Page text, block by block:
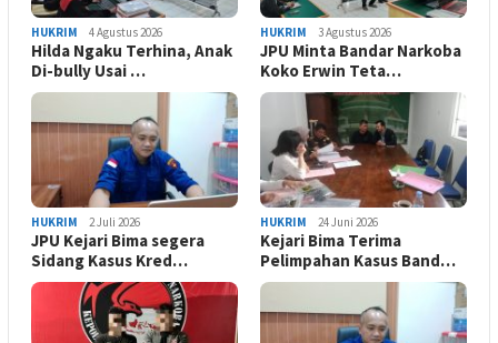
HUKRIM 4 Agustus 2026
Hilda Ngaku Terhina, Anak
Di-bully Usai …
HUKRIM 3 Agustus 2026
JPU Minta Bandar Narkoba
Koko Erwin Teta…
HUKRIM 2 Juli 2026
JPU Kejari Bima segera
Sidang Kasus Kred…
HUKRIM 24 Juni 2026
Kejari Bima Terima
Pelimpahan Kasus Band…